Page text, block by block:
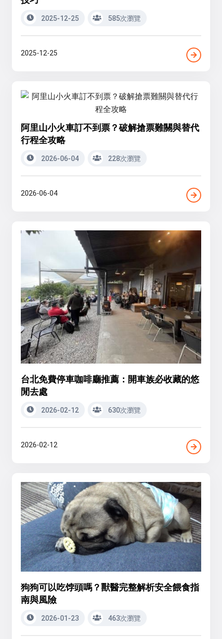
2025-12-25 585次瀏覽
2025-12-25
阿里山小火車訂不到票？破解搶票難關與替代
行程全攻略
2026-06-04 228次瀏覽
2026-06-04
台北免費停車咖啡廳推薦：開車族必收藏的悠
閒去處
2026-02-12 630次瀏覽
2026-02-12
狗狗可以吃饽頭嗎？獸醫完整解析安全餵食指
南與風險
2026-01-23 463次瀏覽